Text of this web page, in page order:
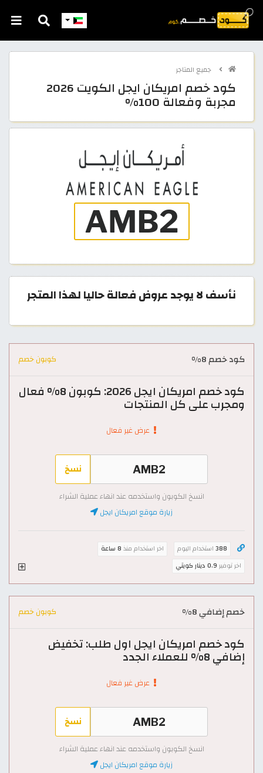
جميع المتاجر
كود خصم امريكان ايجل الكويت 2026
مجربة وفعالة 100%
نأسف لا يوجد عروض فعالة حاليا لهذا المتجر
كود خصم 8% كوبون خصم
كود خصم امريكان ايجل 2026: كوبون 8% فعال
ومجرب على كل المنتجات
عرض غير فعال
نسخ
انسخ الكوبون واستخدمه عند انهاء عملية الشراء
زيارة موقع امريكان ايجل
388 استخدام اليوم اخر استخدام منذ 8 ساعة
اخر توفير 0.9 دينار كويتي
خصم إضافي 8% كوبون خصم
كود خصم امريكان ايجل اول طلب: تخفيض
إضافي 8% للعملاء الجدد
عرض غير فعال
نسخ
انسخ الكوبون واستخدمه عند انهاء عملية الشراء
زيارة موقع امريكان ايجل